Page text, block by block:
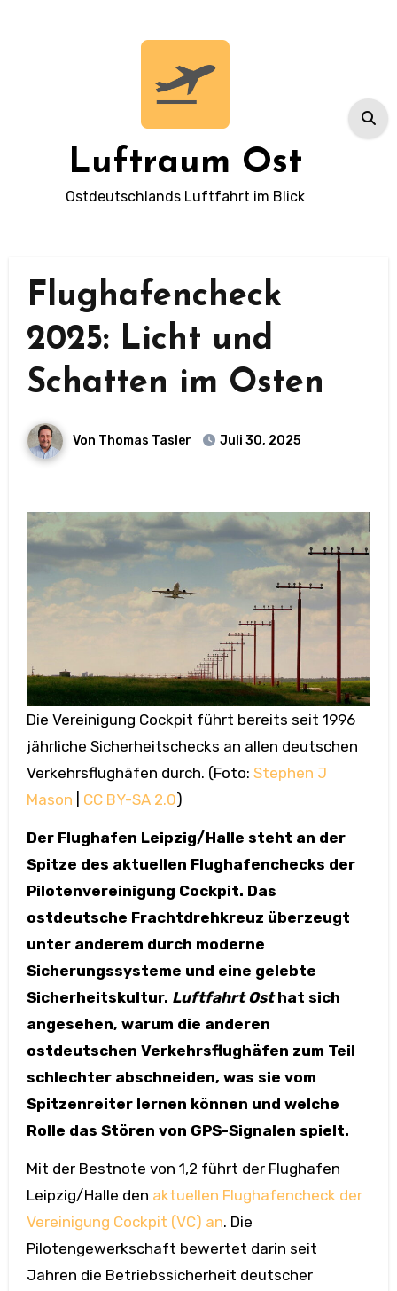
Luftraum Ost
Ostdeutschlands Luftfahrt im Blick
Flughafencheck
2025: Licht und
Schatten im Osten
Von Thomas Tasler Juli 30, 2025
Die Vereinigung Cockpit führt bereits seit 1996
jährliche Sicherheitschecks an allen deutschen
Verkehrsflughäfen durch. (Foto: Stephen J
Mason
CC BY-SA 2.0)
Der Flughafen Leipzig/Halle steht an der
Spitze des aktuellen Flughafenchecks der
Pilotenvereinigung Cockpit. Das
ostdeutsche Frachtdrehkreuz überzeugt
unter anderem durch moderne
Sicherungssysteme und eine gelebte
Sicherheitskultur. Luftfahrt Osthat sich
angesehen, warum die anderen
ostdeutschen Verkehrsflughäfen zum Teil
schlechter abschneiden, was sie vom
Spitzenreiter lernen können und welche
Rolle das Stören von GPS-Signalen spielt.
Mit der Bestnote von 1,2 führt der Flughafen
Leipzig/Halle den aktuellen Flughafencheck der
Vereinigung Cockpit (VC) an. Die
Pilotengewerkschaft bewertet darin seit
Jahren die Betriebssicherheit deutscher